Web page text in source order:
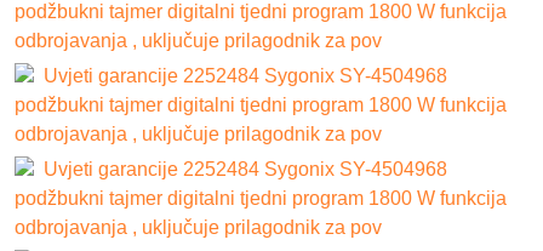
podžbukni tajmer digitalni tjedni program 1800 W funkcija
odbrojavanja , uključuje prilagodnik za pov
Uvjeti garancije 2252484 Sygonix SY-4504968
podžbukni tajmer digitalni tjedni program 1800 W funkcija
odbrojavanja , uključuje prilagodnik za pov
Uvjeti garancije 2252484 Sygonix SY-4504968
podžbukni tajmer digitalni tjedni program 1800 W funkcija
odbrojavanja , uključuje prilagodnik za pov